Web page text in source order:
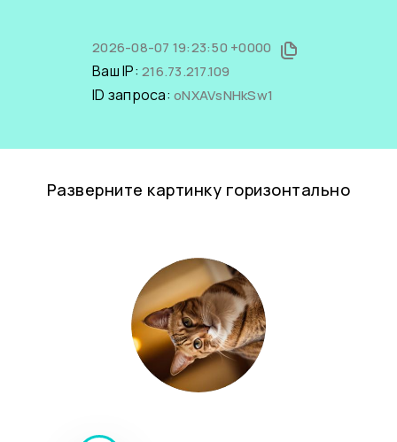
2026-08-07 19:23:50 +0000
Ваш IP: 216.73.217.109
ID запроса: oNXAVsNHkSw1
Разверните картинку горизонтально